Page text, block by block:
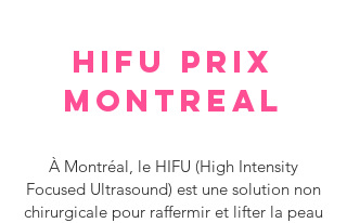
HIFU PRIX
MONTREAL
À Montréal, le HIFU (High Intensity
Focused Ultrasound) est une solution non
chirurgicale pour raffermir et lifter la peau